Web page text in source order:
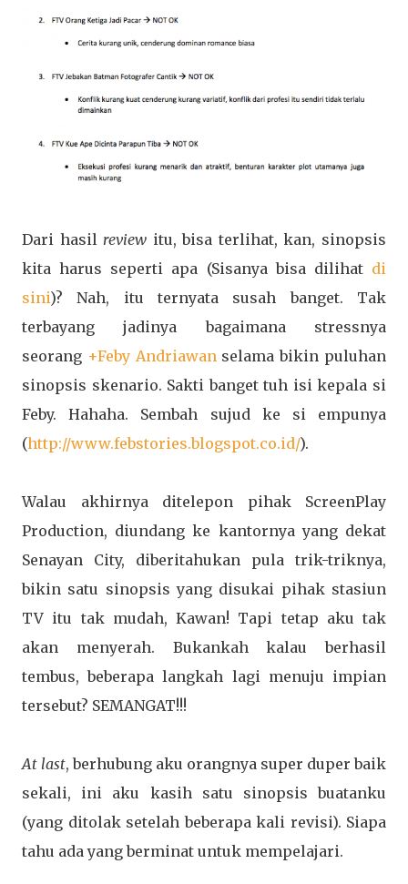
Dari hasil review itu, bisa terlihat, kan, sinopsis
kita harus seperti apa (Sisanya bisa dilihat di
sini)? Nah, itu ternyata susah banget. Tak
terbayang jadinya bagaimana stressnya
seorang +Feby Andriawanselama bikin puluhan
sinopsis skenario. Sakti banget tuh isi kepala si
Feby. Hahaha. Sembah sujud ke si empunya
(http://www.febstories.blogspot.co.id/).
Walau akhirnya ditelepon pihak ScreenPlay
Production, diundang ke kantornya yang dekat
Senayan City, diberitahukan pula trik-triknya,
bikin satu sinopsis yang disukai pihak stasiun
TV itu tak mudah, Kawan! Tapi tetap aku tak
akan menyerah. Bukankah kalau berhasil
tembus, beberapa langkah lagi menuju impian
tersebut? SEMANGAT!!!
At last, berhubung aku orangnya super duper baik
sekali, ini aku kasih satu sinopsis buatanku
(yang ditolak setelah beberapa kali revisi). Siapa
tahu ada yang berminat untuk mempelajari.